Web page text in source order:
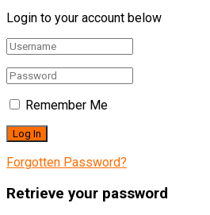
Login to your account below
Remember Me
Forgotten Password?
Retrieve your password